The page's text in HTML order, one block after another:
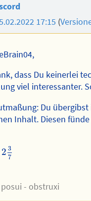
17:15 (
dass Du keinerlei
viel interessanter.
Du
Inhalt. Diesen
2 3
7
2 37
- obstruxi